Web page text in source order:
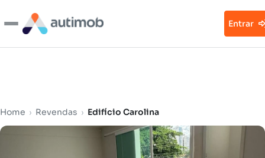
Entrar
Home › Revendas › Edifício Carolina